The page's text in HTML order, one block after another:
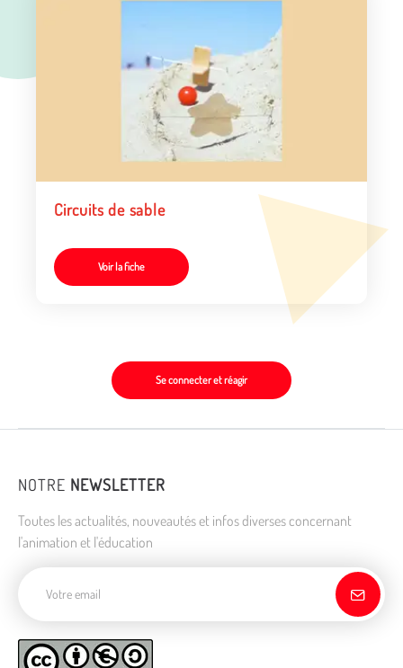
Circuits de sable
Voir la fiche
Se connecter et réagir
NOTRE NEWSLETTER
Toutes les actualités, nouveautés et infos diverses concernant
l'animation et l'éducation